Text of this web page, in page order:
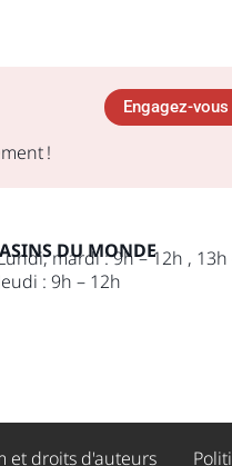
!
Engagez-vous
DU MONDE
mardi : 9h – 12h , 13h
: 9h – 12h
et droits d'auteurs